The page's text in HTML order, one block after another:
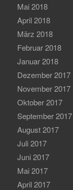
Mai 2018
April 2018
März 2018
Februar 2018
Januar 2018
Dezember 2017
November 2017
Oktober 2017
September 2017
August 2017
Juli 2017
Juni 2017
Mai 2017
April 2017